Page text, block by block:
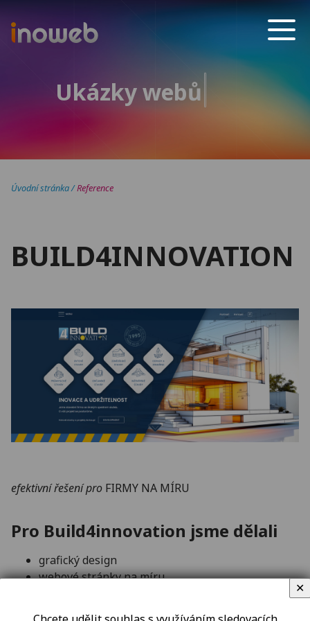
Ukázky webů
Úvodní stránka/Reference
BUILD4INNOVATION
efektivní řešení pro FIRMY NA MÍRU
Pro Build4innovation jsme dělali
grafický design
webové stránky na míru
✕